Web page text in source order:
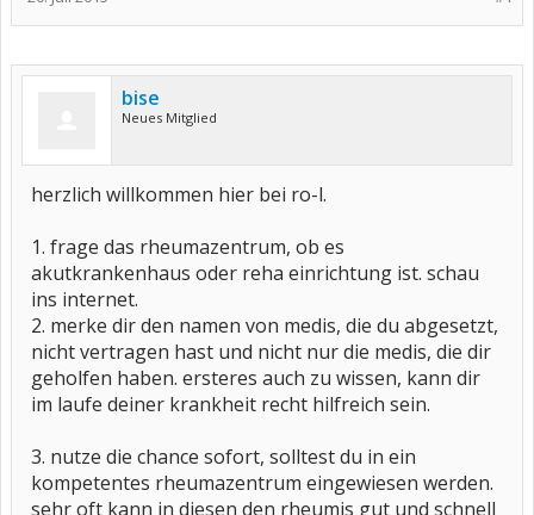
bise
Neues Mitglied
herzlich willkommen hier bei ro-l.
1. frage das rheumazentrum, ob es
akutkrankenhaus oder reha einrichtung ist. schau
ins internet.
2. merke dir den namen von medis, die du abgesetzt,
nicht vertragen hast und nicht nur die medis, die dir
geholfen haben. ersteres auch zu wissen, kann dir
im laufe deiner krankheit recht hilfreich sein.
3. nutze die chance sofort, solltest du in ein
kompetentes rheumazentrum eingewiesen werden.
sehr oft kann in diesen den rheumis gut und schnell